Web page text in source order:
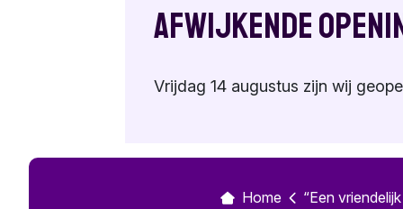
Afwijkende
Vrijdag 14 augustus zijn wij
Home “Een